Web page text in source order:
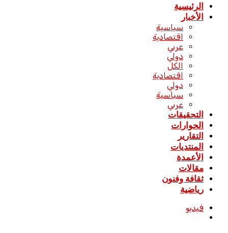
الرئيسية
الأخبار
سياسية
اقتصادية
عربي
دولي
الكل
اقتصادية
دولي
سياسية
عربي
التحقيقات
الحوارات
التقارير
المنتديات
الأعمدة
مقالات
ثقافة وفنون
رياضية
فيديو